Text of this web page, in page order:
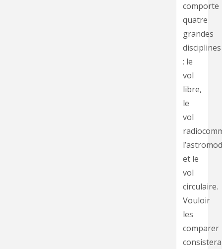
comporte
quatre
grandes
disciplines
: le
vol
libre,
le
vol
et le
vol
circulaire.
Vouloir
les
comparer